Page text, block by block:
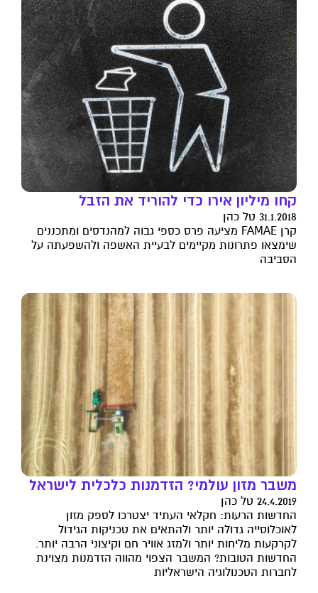
קחו מיליון אירו כדי להוריד את הזבל
31.1.2018 טל כהן
קרן FAMAE מציעה פרס כספי גבוה למהנדסים ומתכננים
שימצאו פתרונות מקיימים לבעיית האשפה ולהשפעתה על
הסביבה
משבר מזון עולמי? הזדמנות כלכלית לישראל
24.4.2019 טל כהן
החדשות הרעות: חקלאי העתיד יצטרכו לספק מזון
לאוכלוסייה גדולה יותר ולהתאים את טכניקות הגידול
לקרקעות מליחות יותר ולמזג אוויר חם וקיצוני הרבה יותר.
החדשות הטובות? המשבר הצפוי מהווה הזדמנות מצוינת
לחברות הטכנולוגיה הישראליות